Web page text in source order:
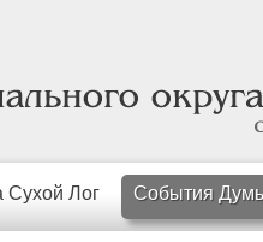
Сухой Лог События